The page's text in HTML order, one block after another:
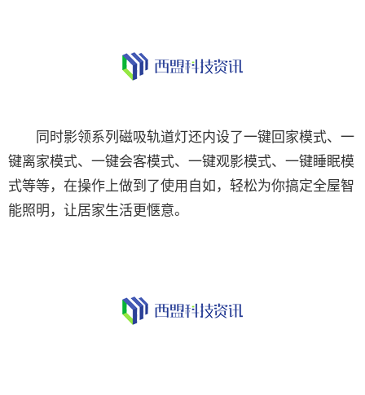
同时影领系列磁吸轨道灯还内设了一键回家模式、一
键离家模式、一键会客模式、一键观影模式、一键睡眠模
式等等，在操作上做到了使用自如，轻松为你搞定全屋智
能照明，让居家生活更惬意。